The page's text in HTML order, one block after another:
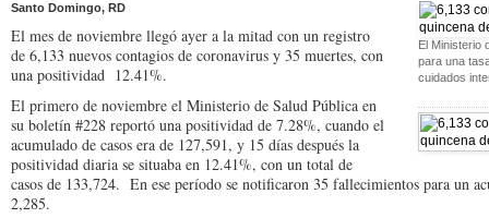
El Ministerio
para una
cuidados
Santo Domingo, RD
El mes de noviembre llegó ayer a la mitad con un registro
de 6,133 nuevos contagios de coronavirus y 35 muertes, con
una positividad 12.41%.
El primero de noviembre el Ministerio de Salud Pública en
su boletín #228 reportó una positividad de 7.28%, cuando el
acumulado de casos era de 127,591, y 15 días después la
positividad diaria se situaba en 12.41%, con un total de
casos de 133,724. En ese período se notificaron 35 fallecimientos para un
2,285.